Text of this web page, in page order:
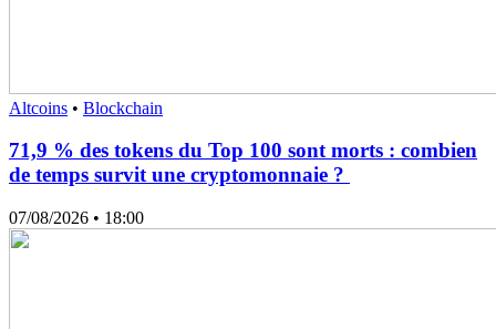
Altcoins • Blockchain
71,9 % des tokens du Top 100 sont morts : combien
de temps survit une cryptomonnaie ?
07/08/2026 • 18:00